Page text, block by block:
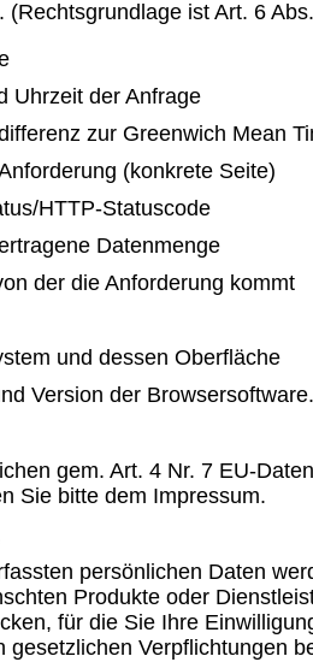
(Rechtsgrundlage ist Art. 6
Uhrzeit der Anfrage
zur Greenwich Mean
(konkrete Seite)
HTTP-Statuscode
Datenmenge
der die Anforderung kommt
und dessen Oberfläche
Version der Browsersoftware.
gem. Art. 4 Nr. 7 EU-
Sie bitte dem Impressum.
persönlichen Daten
Produkte oder
für die Sie Ihre
gesetzlichen Verpflichtungen